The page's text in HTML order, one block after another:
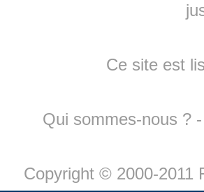
Ce site est
Qui sommes-nous ? -
Copyright © 2000-2011